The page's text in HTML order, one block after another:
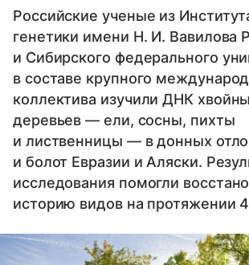
Российские ученые из
генетики имени Н. И. Вавилова
и Сибирского федерального
в составе крупного
коллектива изучили ДНК
деревьев — ели, сосны, пихты
и лиственницы — в донных
и болот Евразии и Аляски.
исследования помогли
историю видов на протяжении